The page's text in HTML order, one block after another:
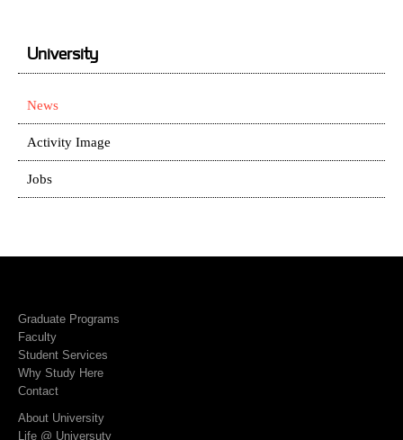
University
News
Activity Image
Jobs
Graduate Programs
Faculty
Student Services
Why Study Here
Contact
About University
Life @ Universuty